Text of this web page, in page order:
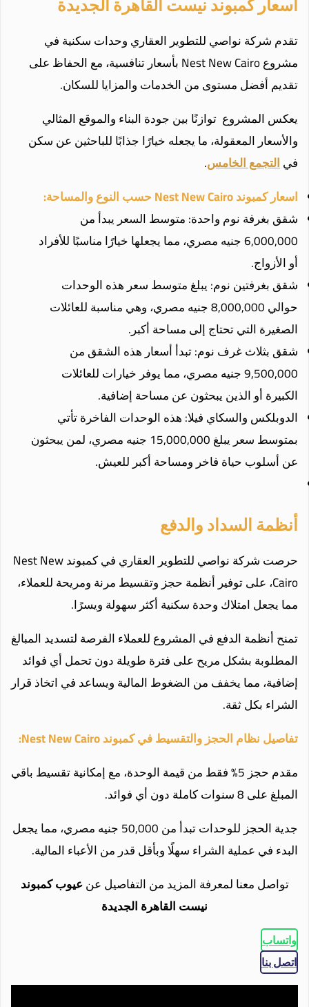
تقدم شركة نواصي للتطوير العقاري وحدات سكنية في
مشروع Nest New Cairo بأسعار تنافسية، مع الحفاظ على
تقديم أفضل مستوى من الخدمات والمزايا للسكان.
يعكس المشروع توازنًا بين جودة البناء والموقع المثالي
والأسعار المعقولة، ما يجعله خيارًا جذابًا للباحثين عن سكن
فيالتجمع الخامس.
اسعار كمبوند Nest New Cairo حسب النوع والمساحة:
شقق بغرفة نوم واحدة: متوسط السعر يبدأ من
6,000,000 جنيه مصري، مما يجعلها خيارًا مناسبًا للأفراد
أو الأزواج.
شقق بغرفتين نوم: يبلغ متوسط سعر هذه الوحدات
حوالي 8,000,000 جنيه مصري، وهي مناسبة للعائلات
الصغيرة التي تحتاج إلى مساحة أكبر.
شقق بثلاث غرف نوم: تبدأ أسعار هذه الشقق من
9,500,000 جنيه مصري، مما يوفر خيارات للعائلات
الكبيرة أو الذين يبحثون عن مساحة إضافية.
الدوبلكس والسكاي فيلا: هذه الوحدات الفاخرة تأتي
بمتوسط سعر يبلغ 15,000,000 جنيه مصري، لمن يبحثون
عن أسلوب حياة فاخر ومساحة أكبر للعيش.
أنظمة السداد والدفع
حرصت شركة نواصي للتطوير العقاري في كمبوند Nest New
Cairo، على توفير أنظمة حجز وتقسيط مرنة ومريحة للعملاء،
مما يجعل امتلاك وحدة سكنية أكثر سهولة ويسرًا.
تمنح أنظمة الدفع في المشروع للعملاء الفرصة لتسديد المبالغ
المطلوبة بشكل مريح على فترة طويلة دون تحمل أي فوائد
إضافية، مما يخفف من الضغوط المالية ويساعد في اتخاذ قرار
الشراء بكل ثقة.
تفاصيل نظام الحجز والتقسيط في كمبوند Nest New Cairo:
مقدم حجز 5% فقط من قيمة الوحدة، مع إمكانية تقسيط باقي
المبلغ على 8 سنوات كاملة دون أي فوائد.
جدية الحجز للوحدات تبدأ من 50,000 جنيه مصري، مما يجعل
البدء في عملية الشراء سهلًا وبأقل قدر من الأعباء المالية.
تواصل معنا لمعرفة المزيد من التفاصيل عنعيوب كمبوند
نيست القاهرة الجديدة
واتساب
اتصل بنا